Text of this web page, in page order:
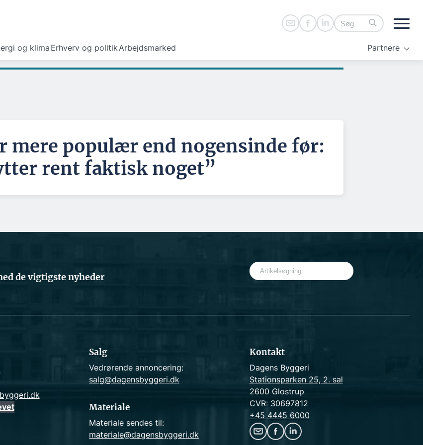
og klima Erhverv og politikArbejdsmarked Partnere
mere populær end nogensinde før:
rent faktisk noget”
de vigtigste nyheder
S
e
c
Salg
Vedrørende annoncering:
salg@dagensbyggeri.dk
Materiale
Materiale sendes til:
materiale@dagensbyggeri.dk
Kontakt
Dagens Byggeri
Stationsparken 25, 2. sal
2600 Glostrup
CVR: 30697812
+45 4445 6000